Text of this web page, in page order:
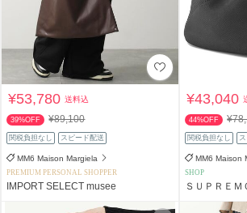
¥53,780送料込
39%OFF ¥89,100
関税負担なし スピード配送
MM6 Maison Margiela
PREMIUM PERSONAL SHOPPER
IMPORT SELECT musee
¥43,040
44%OFF
関税負担なし
MM6 Maison
SHOP
ＳＵＰＲＥＭ